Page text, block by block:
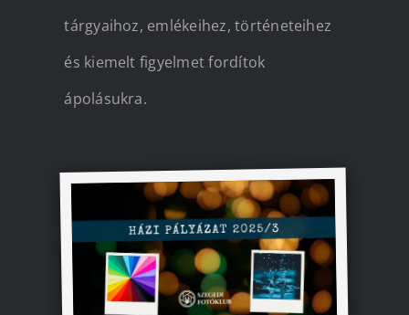
tárgyaihoz, emlékeihez, történeteihez
és kiemelt figyelmet fordítok
ápolásukra.